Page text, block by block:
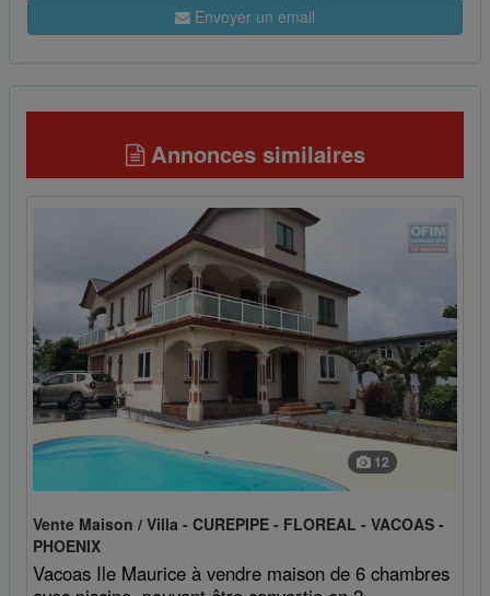
Envoyer un email
Annonces similaires
12
Vente Maison / Villa - CUREPIPE - FLOREAL - VACOAS -
PHOENIX
Vacoas Ile Maurice à vendre maison de 6 chambres